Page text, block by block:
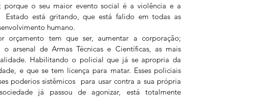
porque o seu maior evento social é a violência e a
Estado está gritando, que está falido em todas as
humano.
orçamento tem que ser, aumentar a corporação;
arsenal de Armas Técnicas e Científicas, as mais
Habilitando o policial que já se apropria da
e que se tem licença para matar. Esses policiais
poderios sistêmicos  para usar contra a sua própria
já passou de agonizar, está totalmente